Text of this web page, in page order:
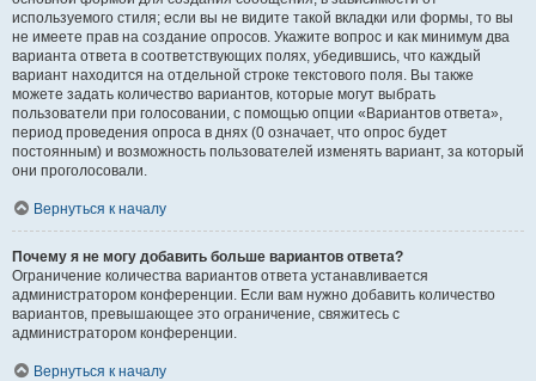
используемого стиля; если вы не видите такой вкладки или формы, то вы
не имеете прав на создание опросов. Укажите вопрос и как минимум два
варианта ответа в соответствующих полях, убедившись, что каждый
вариант находится на отдельной строке текстового поля. Вы также
можете задать количество вариантов, которые могут выбрать
пользователи при голосовании, с помощью опции «Вариантов ответа»,
период проведения опроса в днях (0 означает, что опрос будет
постоянным) и возможность пользователей изменять вариант, за который
они проголосовали.
Вернуться к началу
Почему я не могу добавить больше вариантов ответа?
Ограничение количества вариантов ответа устанавливается
администратором конференции. Если вам нужно добавить количество
вариантов, превышающее это ограничение, свяжитесь с
администратором конференции.
Вернуться к началу